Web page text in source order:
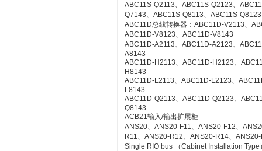
ABC11S-Q2113、ABC11S-Q2123、
Q7143、ABC11S-Q8113、ABC11S-
ABC11D总线转换器：ABC11D-V2113、
ABC11D-V8123、ABC11D-V8143
ABC11D-A2113、ABC11D-A2123、
A8143
ABC11D-H2113、ABC11D-H2123、
H8143
ABC11D-L2113、ABC11D-L2123、
L8143
ABC11D-Q2113、ABC11D-Q2123、
Q8143
ACB21输入/输出扩展柜
ANS20、ANS20-F11、ANS20-F12、
R11、ANS20-R12、ANS20-R14、
Single RIO bus （Cabinet Installation Type